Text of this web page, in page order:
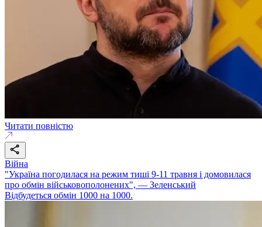
Читати повністю
Війна
"Україна погодилася на режим тиші 9-11 травня і домовилася
про обмін військовополонених", — Зеленський
Відбудеться обмін 1000 на 1000.